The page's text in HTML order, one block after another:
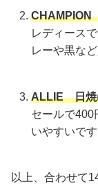
CHAMPION
レディース
レーや黒な
ALLIE 日焼
セールで400
いやすいです
以上、合わせて